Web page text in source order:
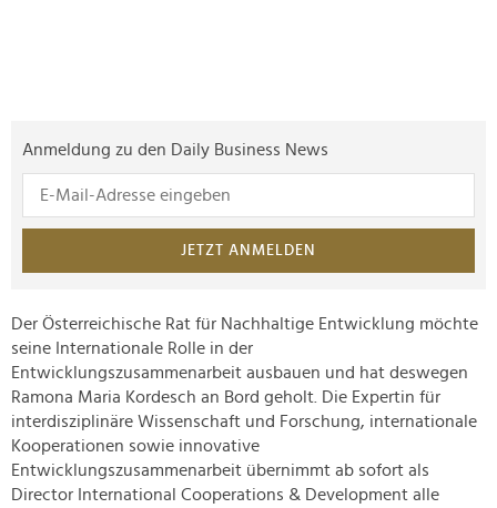
Anmeldung zu den Daily Business News
JETZT ANMELDEN
Der Österreichische Rat für Nachhaltige Entwicklung möchte
seine Internationale Rolle in der
Entwicklungszusammenarbeit ausbauen und hat deswegen
Ramona Maria Kordesch an Bord geholt. Die Expertin für
interdisziplinäre Wissenschaft und Forschung, internationale
Kooperationen sowie innovative
Entwicklungszusammenarbeit übernimmt ab sofort als
Director International Cooperations & Development alle